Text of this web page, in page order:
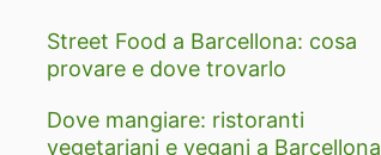
Street Food a Barcellona: cosa
provare e dove trovarlo
Dove mangiare: ristoranti
vegetariani e vegani a Barcellona